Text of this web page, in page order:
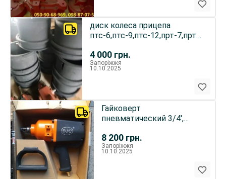
4 000 грн.
диск колеса прицепа
птс-6,птс-9,птс-12,прт-7,прт-
Запоріжжя
10.10.2025
8 200 грн.
Гайковерт
пневматический 3/4',
202
Запоріжжя
10.10.2025